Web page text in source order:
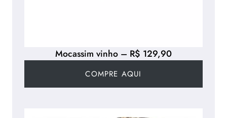
Mocassim vinho – R$ 129,90
COMPRE AQUI